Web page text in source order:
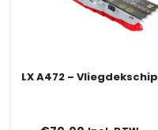
LX A472 – Vliegdekschip